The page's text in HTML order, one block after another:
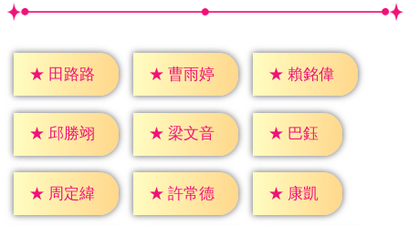
★ 田路路 ★ 曹雨婷 ★ 賴銘偉
★ 邱勝翊 ★ 梁文音 ★ 巴鈺
★ 周定緯 ★ 許常德 ★ 康凱